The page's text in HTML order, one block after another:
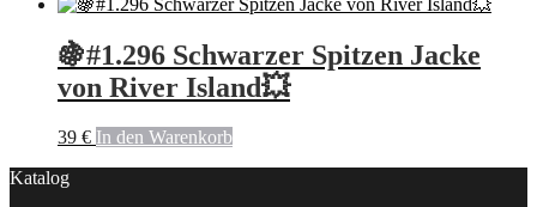
🍇#1.296 Schwarzer Spitzen Jacke
von River Island💥
39 € In den Warenkorb
Katalog